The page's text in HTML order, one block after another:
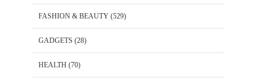
FASHION & BEAUTY (529)
GADGETS (28)
HEALTH (70)